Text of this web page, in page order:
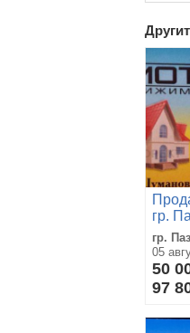
гр.
гр.
05
50
97